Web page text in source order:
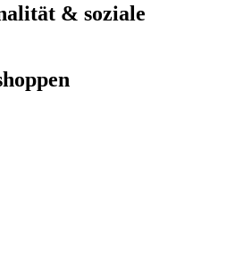
& soziale